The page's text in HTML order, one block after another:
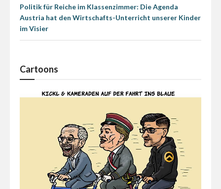
Politik für Reiche im Klassenzimmer: Die Agenda
Austria hat den Wirtschafts-Unterricht unserer Kinder
im Visier
Cartoons